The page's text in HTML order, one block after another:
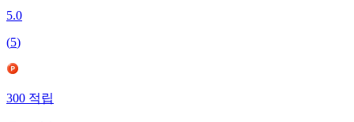
5.0
(5)
300적립